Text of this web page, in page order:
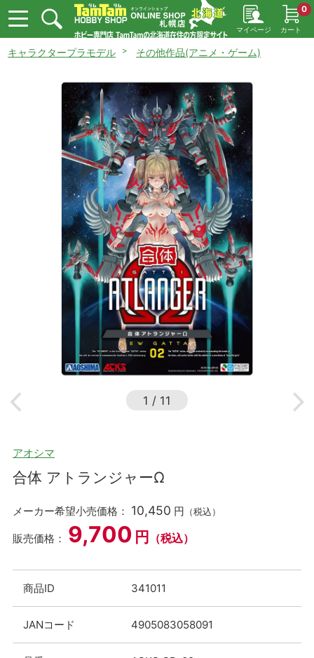
マイページ カート
0
キャラクタープラモデル その他作品(アニメ・ゲーム)
1 / 11
アオシマ
合体 アトランジャーΩ
メーカー希望小売価格： 10,450 円 （税込）
販売価格： 9,700 円 （税込）
商品ID 341011
JANコード 4905083058091